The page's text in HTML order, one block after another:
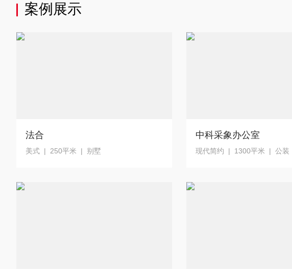
案例展示
法合
美式 | 250平米 | 别墅
中科采象办公室
现代简约 | 1300平米 | 公装